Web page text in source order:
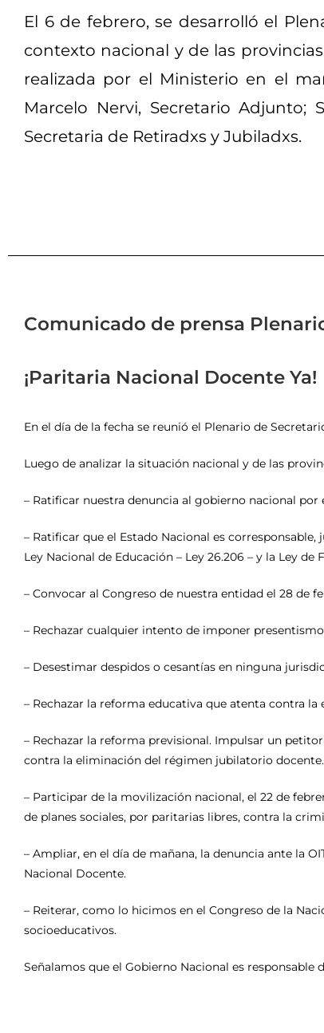
El 6 de febrero, se desarrolló el
contexto nacional y de las
realizada por el Ministerio en el
Marcelo Nervi, Secretario Adjunto;
Secretaria de Retiradxs y Jubiladxs.
Comunicado de prensa
¡Paritaria Nacional Docente Ya!
En el día de la fecha se reunió el Plenario de
Luego de analizar la situación nacional y de las
– Ratificar nuestra denuncia al gobierno nacional
– Ratificar que el Estado Nacional es
Ley Nacional de Educación – Ley 26.206 – y la Ley
– Convocar al Congreso de nuestra entidad el 28 de
– Rechazar cualquier intento de imponer
– Desestimar despidos o cesantías en ninguna
– Rechazar la reforma educativa que atenta contra
– Rechazar la reforma previsional. Impulsar un
contra la eliminación del régimen jubilatorio docente.
– Participar de la movilización nacional, el 22 de
de planes sociales, por paritarias libres, contra la
– Ampliar, en el día de mañana, la denuncia ante la
Nacional Docente.
– Reiterar, como lo hicimos en el Congreso de la
socioeducativos.
Señalamos que el Gobierno Nacional es